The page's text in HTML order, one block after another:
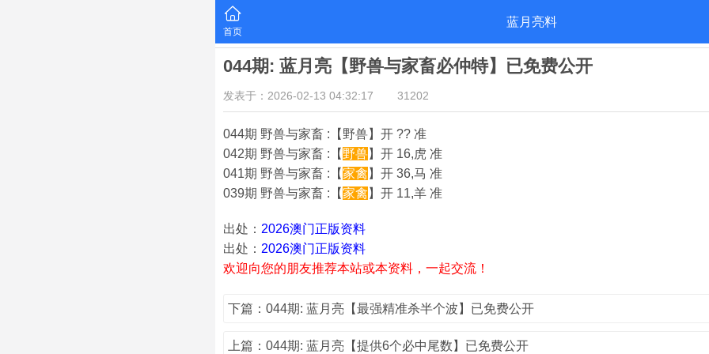
首页
蓝月亮料
044期: 蓝月亮【野兽与家畜必仲特】已免费公开
发表于：2026-02-13 04:32:17 31202
044期 野兽与家畜 :【野兽】开 ?? 准
042期 野兽与家畜 :【 野兽】开 16,虎 准
041期 野兽与家畜 :【家禽 】开 36,马 准
039期 野兽与家畜 :【家禽 】开 11,羊 准
出处： 2026澳门正版资料
出处： 2026澳门正版资料
欢迎向您的朋友推荐本站或本资料，一起交流！
下篇：044期: 蓝月亮【最强精准杀半个波】已免费公开
上篇：044期: 蓝月亮【提供6个必中尾数】已免费公开